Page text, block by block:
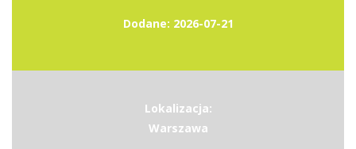
Dodane: 2026-07-21
Lokalizacja:
Warszawa